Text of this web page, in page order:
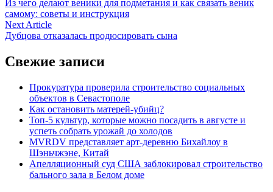
по
записям
article:
Из чего делают веники для подметания и как связать веник
самому: советы и инструкция
Next ArticleNext
article:
Дубцова отказалась продюсировать сына
Свежие записи
Прокуратура проверила строительство социальных
объектов в Севастополе
Как остановить матерей-убийц?
Топ-5 культур, которые можно посадить в августе и
успеть собрать урожай до холодов
MVRDV представляет арт-деревню Бихайлоу в
Шэньчжэне, Китай
Апелляционный суд США заблокировал строительство
бального зала в Белом доме